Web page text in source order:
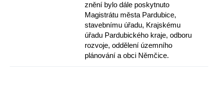
znění bylo dále poskytnuto
Magistrátu města Pardubice,
stavebnímu úřadu, Krajskému
úřadu Pardubického kraje, odboru
rozvoje, oddělení územního
plánování a obci Němčice.